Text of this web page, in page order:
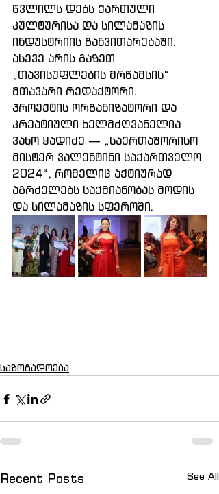
წვლილს დებს ქართული
კულტურისა და სილამაზის
ინდუსტრიის განვითარებაში.
ასევე არის გაზეთ
„თავისუფლების მრწამსის“
მთავარი რედაქტორი.
პროექტის ორგანიზატორი და
კრეატიული ხელმძღვანელია
ვახო ყადიძე — „საერთაშორისო
მისტერ ვალენტინი საქართველო
2024“, რომელიც აქტიურად
აგრძელებს საქმიანობას მოდის
და სილამაზის სფეროში.
საზოგადოება
Recent Posts See All